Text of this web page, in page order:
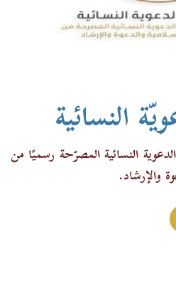
النسائية
النسائية المصرّحة رسميًا من
والإرشاد.